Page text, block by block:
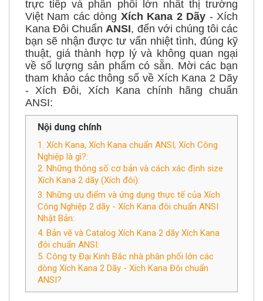
Công ty Đại Kinh Bắc chuyên nhập khẩu
trực tiếp và phân phối lớn nhất thị trường
Việt Nam các dòngXích Kana 2 Dãy - Xích
Kana Đôi ChuẩnANSI, đến với chúng tôi các
bạn sẽ nhận được tư vấn nhiệt tình, đúng kỹ
thuật, giá thành hợp lý và không quan ngại
về số lượng sản phẩm có sẵn. Mời các bạn
tham khảo các thông số về Xích Kana 2 Dãy
- Xích Đôi, Xích Kana chính hãng chuẩn
ANSI:
Nội dung chính
1. Xích Kana, Xích Kana chuẩn ANSI, Xích Công
Nghiệp là gì?:
2. Những thông số cơ bản và cách xác định size
Xích Kana 2 dãy (Xích đôi):
3. Những ưu điểm và ứng dụng thực tế của Xích
Công Nghiệp 2 dãy - Xích Kana đôi chuẩn ANSI
Nhật Bản:
4. Bản vẽ và Catalog Xích Kana 2 dãy Xích Kana
đôi chuẩn ANSI:
5. Công ty Đại Kinh Bắc nhà phân phối lớn các
dòng Xích Kana 2 Dãy - Xích Kana Đôi chuẩn
ANSI?